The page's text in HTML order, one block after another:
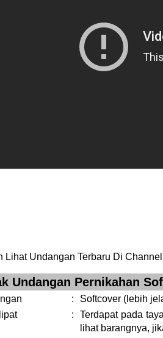
Lihat Undangan Terbaru Di
Undangan Pernikahan
:
Softcover (lebih
:
Terdapat pada
lihat barangnya,